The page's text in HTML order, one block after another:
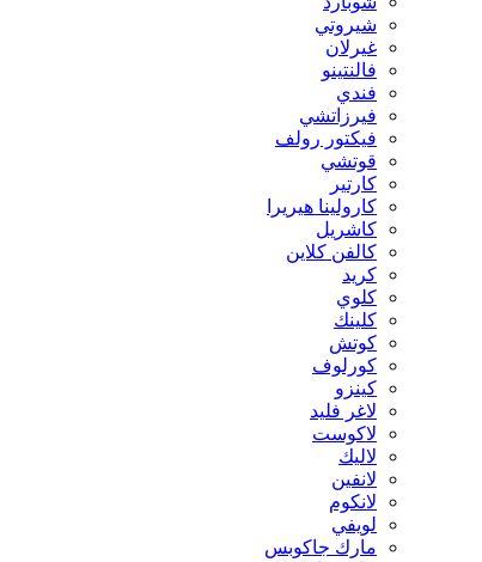
شيروتي
غيرلان
فالنتينو
فندي
فيرزاتشي
فيكتور رولف
قوتشي
كارتير
كارولينا هيريرا
كاشريل
كالفن كلاين
كريد
كلوي
كلينك
كوتش
كورلوف
كينزو
لاغر فليد
لاكوست
لاليك
لانفين
لانكوم
لويفي
مارك جاكوبس